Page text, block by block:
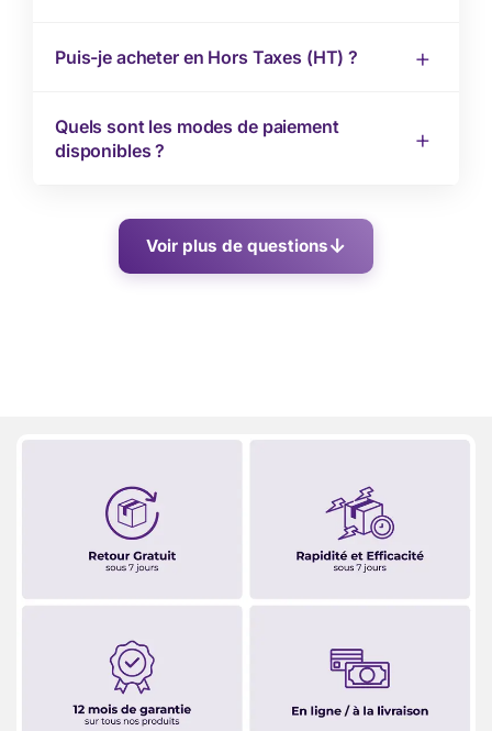
Puis-je acheter en Hors Taxes (HT) ?
Quels sont les modes de paiement
disponibles ?
Voir plus de questions